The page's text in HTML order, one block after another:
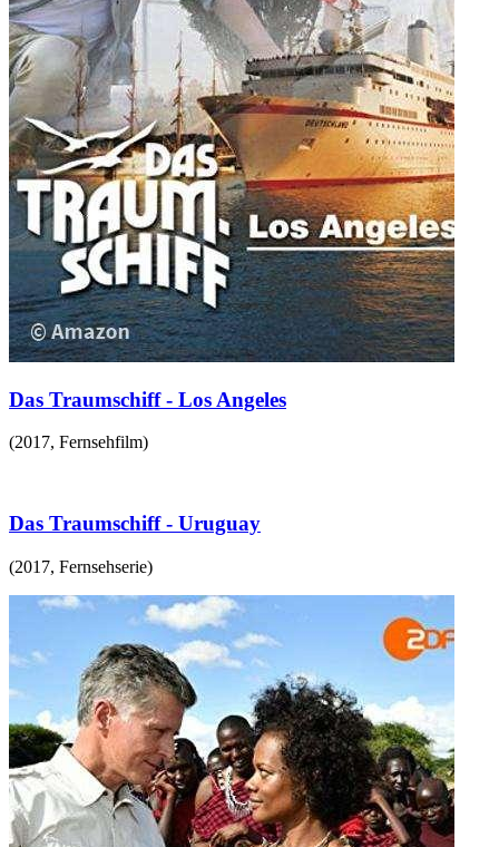
Das Traumschiff - Los Angeles
(2017, Fernsehfilm)
Das Traumschiff - Uruguay
(2017, Fernsehserie)